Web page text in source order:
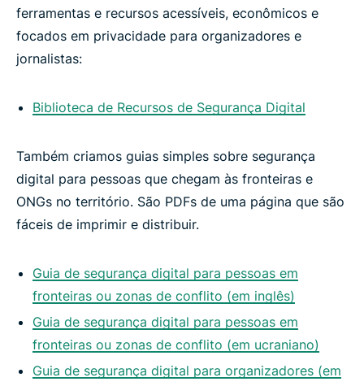
ferramentas e recursos acessíveis, econômicos e
focados em privacidade para organizadores e
jornalistas:
Biblioteca de Recursos de Segurança Digital
Também criamos guias simples sobre segurança
digital para pessoas que chegam às fronteiras e
ONGs no território. São PDFs de uma página que são
fáceis de imprimir e distribuir.
Guia de segurança digital para pessoas em
fronteiras ou zonas de conflito (em inglês)
Guia de segurança digital para pessoas em
fronteiras ou zonas de conflito (em ucraniano)
Guia de segurança digital para organizadores (em